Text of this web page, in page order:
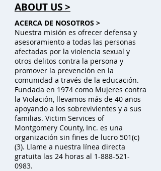
ABOUT US >
ACERCA DE NOSOTROS >
Nuestra misión es ofrecer defensa y
asesoramiento a todas las personas
afectadas por la violencia sexual y
otros delitos contra la persona y
promover la prevención en la
comunidad a través de la educación.
Fundada en 1974 como Mujeres contra
la Violación, llevamos más de 40 años
apoyando a los sobrevivientes y a sus
familias. Victim Services of
Montgomery County, Inc. es una
organización sin fines de lucro 501(c)
(3). Llame a nuestra línea directa
gratuita las 24 horas al 1-888-521-
0983.